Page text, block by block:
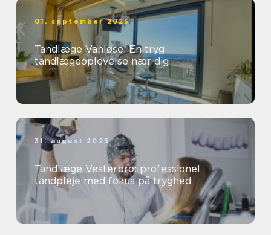
01. september 2025
Tandlæge Vanløse: En tryg
tandlægeoplevelse nær dig
31. august 2025
Tandlæge Vesterbro: professionel
tandpleje med fokus på tryghed